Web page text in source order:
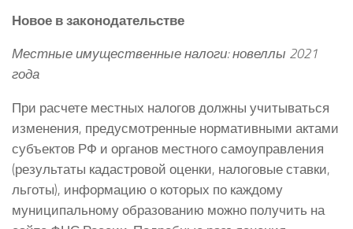
Новое в законодательстве
Местные имущественные налоги: новеллы 2021
года
При расчете местных налогов должны учитываться
изменения, предусмотренные нормативными актами
субъектов РФ и органов местного самоуправления
(результаты кадастровой оценки, налоговые ставки,
льготы), информацию о которых по каждому
муниципальному образованию можно получить на